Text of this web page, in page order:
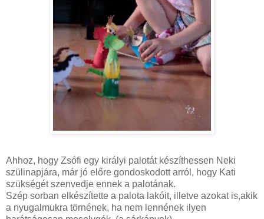
Ahhoz, hogy Zsófi egy királyi palotát készíthessen Neki
szülinapjára, már jó előre gondoskodott arról, hogy Kati
szükségét szenvedje ennek a palotának.
Szép sorban elkészítette a palota lakóit, illetve azokat is,akik
a nyugalmukra törnének, ha nem lennének ilyen